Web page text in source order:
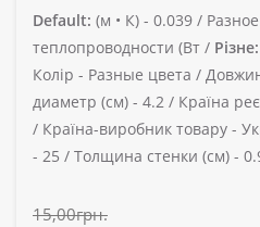
Default: (м • К) - 0.039 /
теплопроводности (Вт / Різне:
Колір - Разные цвета /
диаметр (см) - 4.2 / Країна
/ Країна-виробник товару -
- 25 / Толщина стенки (см) -
15,00грн.